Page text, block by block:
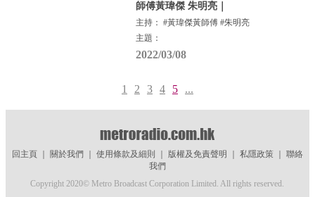
師傅黃瑋傑 朱明亮｜
主持： #黃瑋傑黃師傅 #朱明亮
主題：
2022/03/08
1 2 3 4 5 ...
回主頁｜ 關於我們 使用條款及細則 版權及免責聲明 私隱政策｜ 聯絡
我們
Copyright 2020© Metro Broadcast Corporation Limited. All rights reserved.